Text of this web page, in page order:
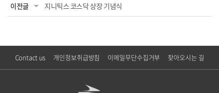
이전글 지니틱스 코스닥 상장 기념식
Contact us 개인정보취급방침 이메일무단수집거부 찾아오시는 길